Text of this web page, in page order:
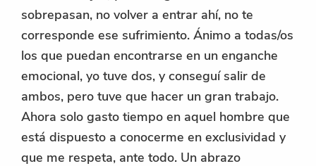
sobrepasan, no volver a entrar ahí, no te
corresponde ese sufrimiento. Ánimo a todas/os
los que puedan encontrarse en un enganche
emocional, yo tuve dos, y conseguí salir de
ambos, pero tuve que hacer un gran trabajo.
Ahora solo gasto tiempo en aquel hombre que
está dispuesto a conocerme en exclusividad y
que me respeta, ante todo. Un abrazo